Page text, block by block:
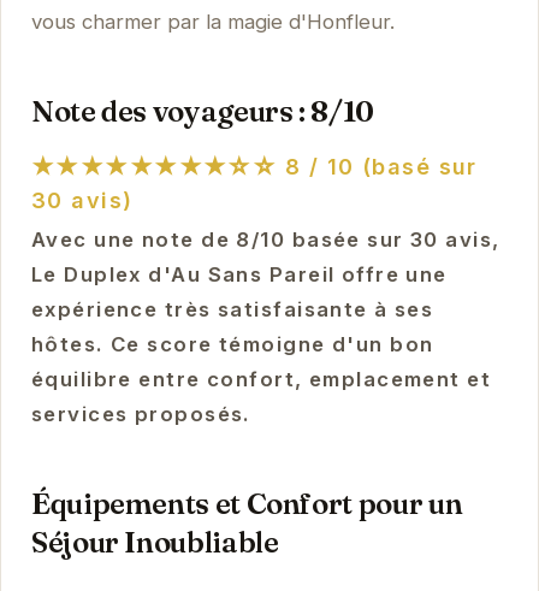
vous charmer par la magie d'Honfleur.
Note des voyageurs : 8/10
★★★★★★★★☆☆ 8 / 10 (basé sur
30 avis)
Avec une note de 8/10 basée sur 30 avis,
Le Duplex d'Au Sans Pareil offre une
expérience très satisfaisante à ses
hôtes. Ce score témoigne d'un bon
équilibre entre confort, emplacement et
services proposés.
Équipements et Confort pour un
Séjour Inoubliable